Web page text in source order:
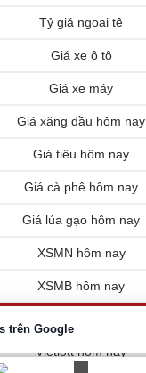
trên Google
Tỷ giá ngoại tệ
Giá xe ô tô
Giá xe máy
Giá xăng dầu hôm nay
Giá tiêu hôm nay
Giá cà phê hôm nay
Giá lúa gạo hôm nay
XSMN hôm nay
XSMB hôm nay
Vietlott hôm nay